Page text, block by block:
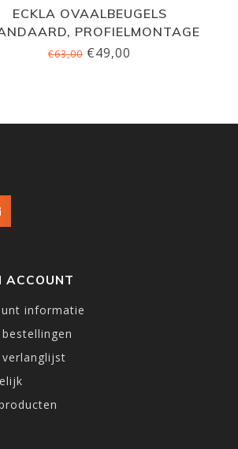
ECKLA OVAALBEUGELS
PROFIELMONTAGE
€63,00€49,00
ACCOUNT
informatie